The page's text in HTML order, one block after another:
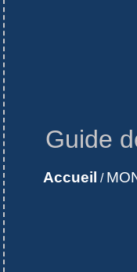
Guide
Accueil /